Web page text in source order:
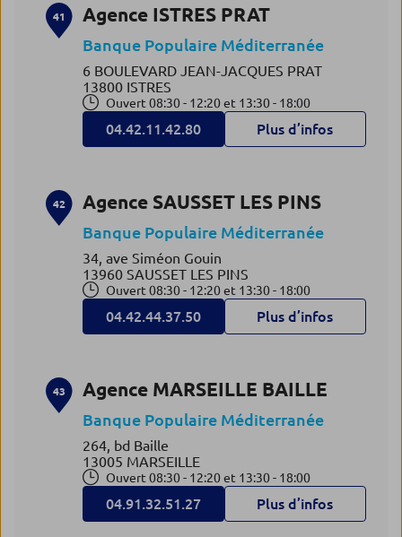
41 Agence ISTRES PRAT
Banque Populaire Méditerranée
6 BOULEVARD JEAN-JACQUES PRAT
13800 ISTRES
Ouvert 08:30 - 12:20 et 13:30 - 18:00
04.42.11.42.80 Plus d’infos
42 Agence SAUSSET LES PINS
Banque Populaire Méditerranée
34, ave Siméon Gouin
13960 SAUSSET LES PINS
Ouvert 08:30 - 12:20 et 13:30 - 18:00
04.42.44.37.50 Plus d’infos
43 Agence MARSEILLE BAILLE
Banque Populaire Méditerranée
264, bd Baille
13005 MARSEILLE
Ouvert 08:30 - 12:20 et 13:30 - 18:00
04.91.32.51.27 Plus d’infos